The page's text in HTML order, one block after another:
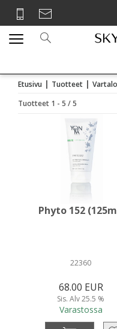
Etusivu | Tuotteet |
Tuotteet 1 - 5 / 5
Phyto 152
22360
68.00 EUR
Sis. Alv 25.5 %
Varastossa